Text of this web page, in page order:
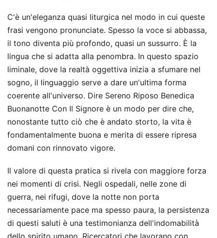
C'è un'eleganza quasi liturgica nel modo in cui queste
frasi vengono pronunciate. Spesso la voce si abbassa,
il tono diventa più profondo, quasi un sussurro. È la
lingua che si adatta alla penombra. In questo spazio
liminale, dove la realtà oggettiva inizia a sfumare nel
sogno, il linguaggio serve a dare un'ultima forma
coerente all'universo. Dire Sereno Riposo Benedica
Buonanotte Con Il Signore è un modo per dire che,
nonostante tutto ciò che è andato storto, la vita è
fondamentalmente buona e merita di essere ripresa
domani con rinnovato vigore.
Il valore di questa pratica si rivela con maggiore forza
nei momenti di crisi. Negli ospedali, nelle zone di
guerra, nei rifugi, dove la notte non porta
necessariamente pace ma spesso paura, la persistenza
di questi saluti è una testimonianza dell'indomabilità